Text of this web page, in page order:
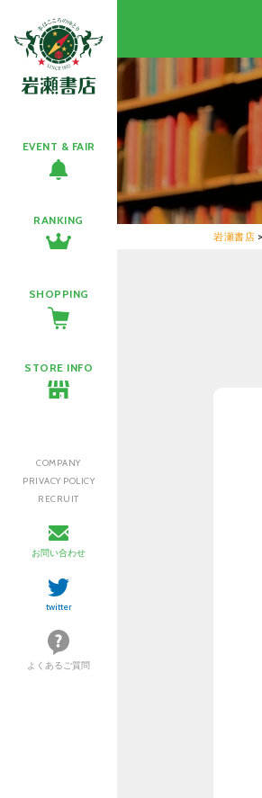
EVENT & FAIR
RANKING
SHOPPING
STORE INFO
COMPANY
PRIVACY POLICY
RECRUIT
お問い合わせ
twitter
よくあるご質問
岩瀬書店 >